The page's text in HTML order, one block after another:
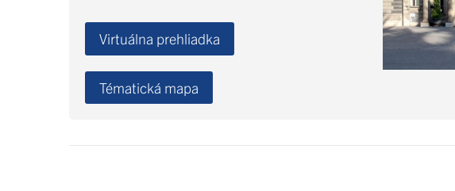
Virtuálna prehliadka
Tématická mapa